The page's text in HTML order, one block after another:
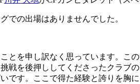
での出場はありませんでした。
とを申し訳なく思っています。
を後押ししてくださったクラブ
です。ここで得た経験と誇りを胸